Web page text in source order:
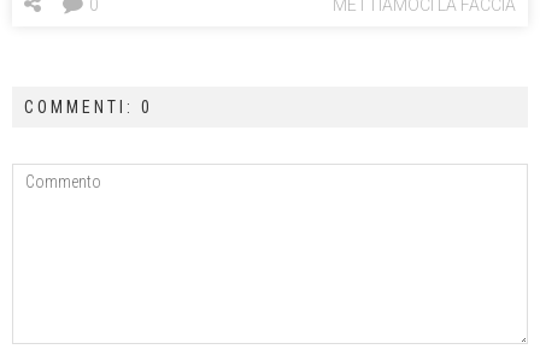
METTIAMOCI LA FACCIA
0
COMMENTI: 0